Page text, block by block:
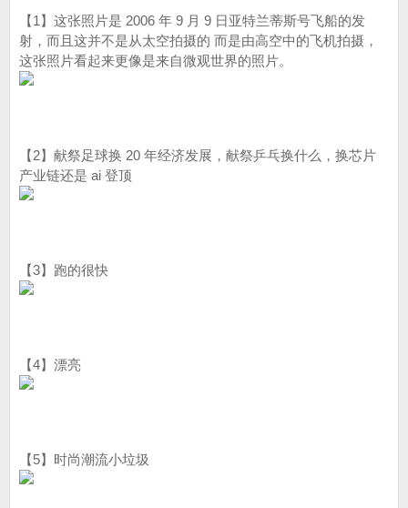
【1】这张照片是 2006 年 9 月 9 日亚特兰蒂斯号飞船的发
射，而且这并不是从太空拍摄的 而是由高空中的飞机拍摄，
这张照片看起来更像是来自微观世界的照片。
【2】献祭足球换 20 年经济发展，献祭乒乓换什么，换芯片
产业链还是 ai 登顶
【3】跑的很快
【4】漂亮
【5】时尚潮流小垃圾